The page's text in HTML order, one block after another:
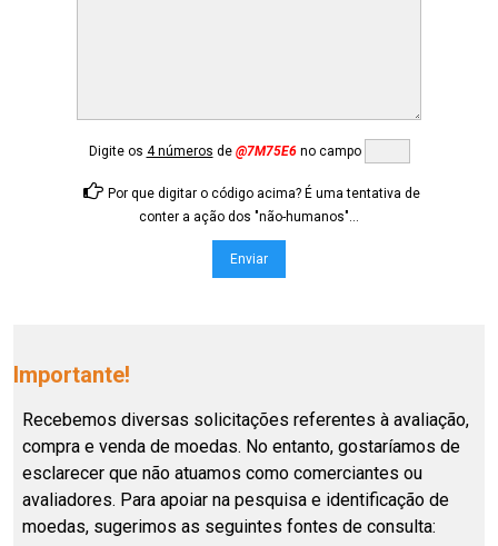
Digite os 4 números de @7M75E6no campo
Por que digitar o código acima? É uma tentativa de
conter a ação dos "não-humanos"...
Importante!
Recebemos diversas solicitações referentes à avaliação,
compra e venda de moedas. No entanto, gostaríamos de
esclarecer que não atuamos como comerciantes ou
avaliadores. Para apoiar na pesquisa e identificação de
moedas, sugerimos as seguintes fontes de consulta: